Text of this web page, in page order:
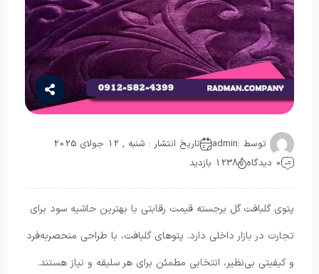
توسط :admin
تاریخ انتشار : شنبه , 12 جولای 2025
0 دیدگاه
1238 بازدید
پتوی گلبافت گل برجسته قیمت رقابتی با بهترین حاشیه سود برای
تجارت در بازار داخلی دارد. پتوهای گلبافت، با طراحی منحصربه‌فرد
و کیفیتی بی‌نظیر، انتخابی مطمئن برای هر سلیقه و نیاز هستند.